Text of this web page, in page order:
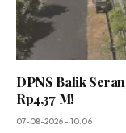
DPNS Balik
Rp4,37 M!
07-08-2026 - 10.06